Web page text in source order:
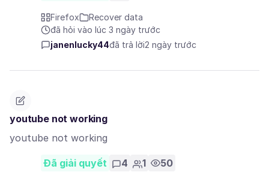
Firefox
Recover data
đã hỏi vào lúc 3 ngày trước
janenlucky44đã trả lời2 ngày trước
youtube not working
youtube not working
Đã giải quyết 4 1 50